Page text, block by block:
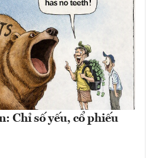
Chỉ số yếu, cổ phiếu